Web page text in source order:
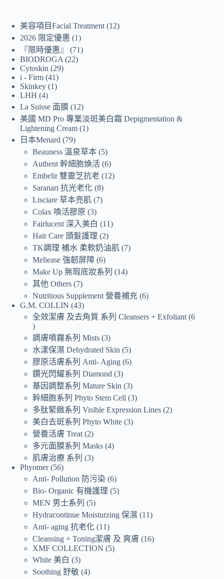
美容項目Facial Treatment 12
2026 限定優惠
1
『限時優惠』
71
BIODROGA
22
Cytoskin
29
i - Firm 41
Skinkey 1
LHH 4
La Suisse 面膜 12
美國 MD Pro 專業淡斑美白霜 Depigmentation &
Lightening Cream 1
日本Menard
79
Beauness 溫泉草本 5
Authent 幹細胞煥活 6
Embelir 雙靈芝抗老 12
Saranari 抗光老化 8
Lisciare 草本亮肌 7
Colax 喚活膠原 3
Fairlucent 深入美白
11
Hair Care 頭髮護理
2
TK調理 補水 柔軟奶油肌 7
Meliease 強韌屏障 6
Make Up 無瑕底妝系列
14
其他 Others 7
Nutritious Supplement 營養補充 6
G.M. COLLIN 43
全效潔膚 及去角質 系列 Cleansers + Exfoliant 6
調膚噴霧系列 Mists 3
水漾保濕 Dehydrated Skin
5
膠原活膚系列 Anti- Aging 6
鑽光閃耀系列 Diamond 3
基因調整系列 Mature Skin 3
幹細胞系列 Phyto Stem Cell 3
多肽緊緻系列 Visible Expression Lines 2
美白去斑系列 Phyto White 3
營養活膚 Treat 2
多元面膜系列 Masks 4
肌膚治療 系列
3
Phyomer 56
Anti- Pollution 防污染 6
Bio- Organic 有機護理
5
MEN 男士系列
5
Hydracontinue Moisturzing 保濕
11
Anti- aging 抗老化 11
Cleansing + Toning潔膚 及 爽膚
16
XMF COLLECTION
5
White 美白
3
Soothing 舒敏 4